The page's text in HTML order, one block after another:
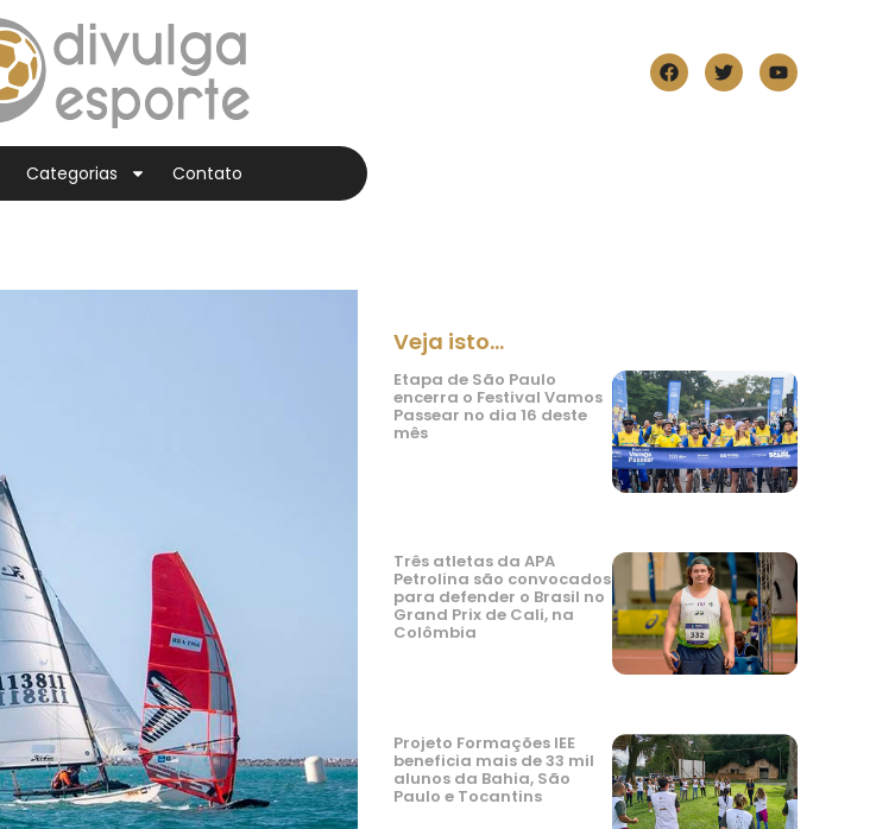
Categorias Contato
Veja isto...
Etapa de São Paulo
encerra o Festival Vamos
Passear no dia 16 deste
mês
Três atletas da APA
Petrolina são convocados
para defender o Brasil no
Grand Prix de Cali, na
Colômbia
Projeto Formações IEE
beneficia mais de 33 mil
alunos da Bahia, São
Paulo e Tocantins